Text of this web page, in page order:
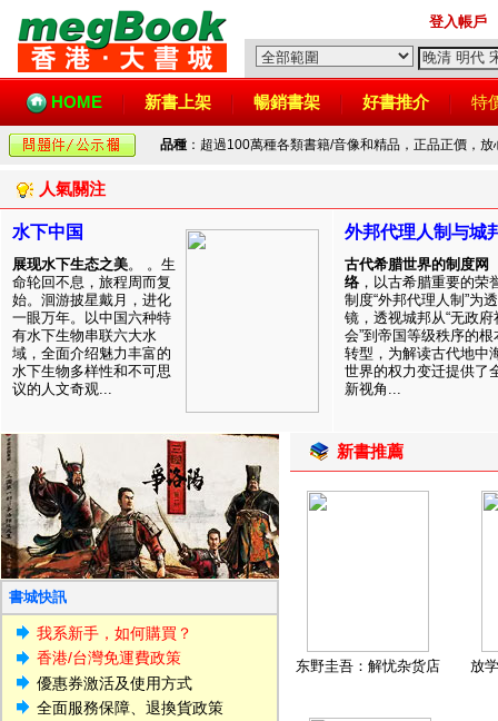
登入帳戶
HOME 新書上架 暢銷書架 好書推介 特
品種 ：超過100萬種各類書籍/音像和精品，正品正價，
人氣關注
水下中国
展现水下生态之美。 。生
命轮回不息，旅程周而复
始。洄游披星戴月，进化
一眼万年。以中国六种特
有水下生物串联六大水
域，全面介绍魅力丰富的
水下生物多样性和不可思
议的人文奇观...
外邦代理人制与城
古代希腊世界的制度网
络 ，以古希腊重要的荣
制度“外邦代理人制”为透
镜，透视城邦从“无政府
会”到帝国等级秩序的根
转型，为解读古代地中
世界的权力变迁提供了
新视角...
書城快訊
我系新手，如何購買？
香港/台灣免運費政策
優惠券激活及使用方式
全面服務保障、退換貨政策
新書推薦
东野圭吾：解忧杂货店 放